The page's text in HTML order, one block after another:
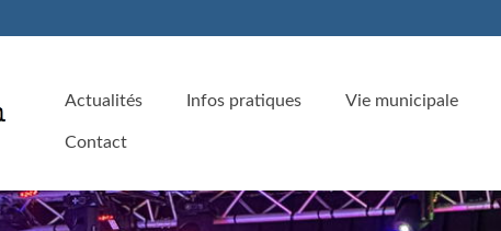
Actualités Infos pratiques Vie municipale
Contact